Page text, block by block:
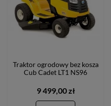
Traktor ogrodowy bez kosza
Cub Cadet LT1 NS96
9 499,00 zł